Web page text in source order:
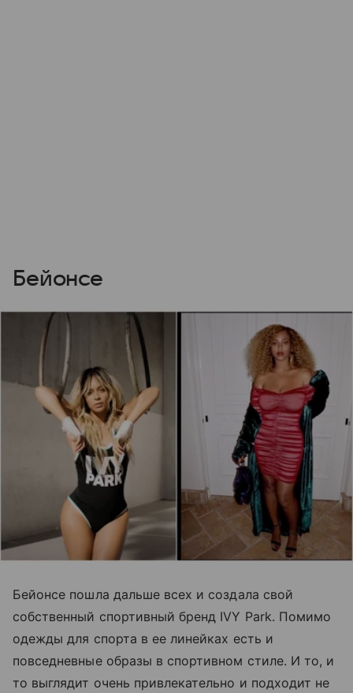
Бейонсе
Бейонсе пошла дальше всех и создала свой
собственный спортивный бренд IVY Park. Помимо
одежды для спорта в ее линейках есть и
повседневные образы в спортивном стиле. И то, и
то выглядит очень привлекательно и подходит не